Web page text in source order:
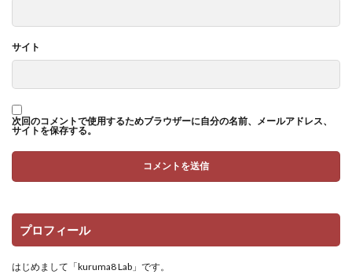
サイト
次回のコメントで使用するためブラウザーに自分の名前、メールアドレス、
サイトを保存する。
プロフィール
はじめまして「kuruma8 Lab」です。